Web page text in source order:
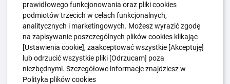
Kwalifikacje ZSK
Kluby Aktualności
Edukacja
Guttmanny Kontakt
Polityka Ochrony Dzieci
Sygnaliści
Polityka plików cookie
prawidłowego funkcjonowania oraz pliki cookies
podmiotów trzecich w celach funkcjonalnych,
analitycznych i marketingowych. Możesz wyrazić zgodę
na zapisywanie poszczególnych plików cookies klikając
[Ustawienia cookie], zaakceptować wszystkie [Akceptuję]
lub odrzucić wszystkie pliki [Odrzucam] poza
niezbędnymi. Szczegółowe informacje znajdziesz w
Polityka plików cookies